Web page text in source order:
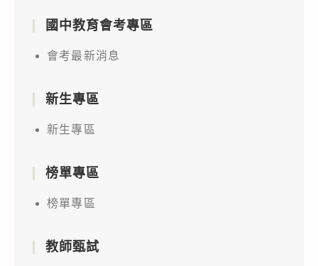
國中教育會考專區
會考最新消息
新生專區
新生專區
榜單專區
榜單專區
教師甄試